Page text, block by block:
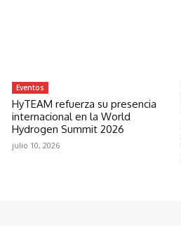
Eventos
HyTEAM refuerza su presencia
internacional en la World
Hydrogen Summit 2026
julio 10, 2026